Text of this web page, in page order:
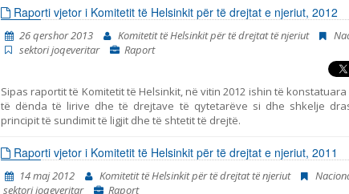
Raporti vjetor i Komitetit të Helsinkit për të drejtat e njeriut, 2012
26 qershor 2013 Komitetit të Helsinkit për të drejtat të njeriut
sektori joqeveritar
Raport
Sipas raportit të Komitetit të Helsinkit, në vitin 2012 ishin të
të dënda të lirive dhe të drejtave të qytetarëve si dhe shkelje
principit të sundimit të ligjit dhe të shtetit të drejtë.
Raporti vjetor i Komitetit të Helsinkit për të drejtat e njeriut, 2011
14 maj 2012 Komitetit të Helsinkit për të drejtat të njeriut
sektori joqeveritar
Raport